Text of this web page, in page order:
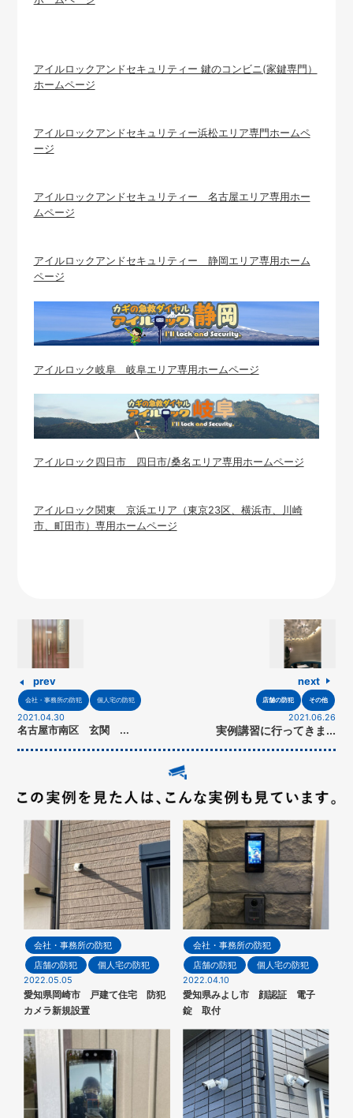
アイルロックアンドセキュリティー 鍵のコンビニ(家鍵専門）
ホームページ
アイルロックアンドセキュリティー浜松エリア専門ホームペ
ージ
アイルロックアンドセキュリティー 名古屋エリア専用ホー
ムページ
アイルロックアンドセキュリティー 静岡エリア専用ホーム
ページ
アイルロック岐阜 岐阜エリア専用ホームページ
アイルロック四日市 四日市/桑名エリア専用ホームページ
アイルロック関東 京浜エリア（東京23区、横浜市、川崎
市、町田市）専用ホームページ
prev
会社・事務所の防犯 個人宅の防犯
2021.04.30
名古屋市南区 玄関 ...
next
店舗の防犯 その他
2021.06.26
実例講習に行ってきま...
会社・事務所の防犯
店舗の防犯
個人宅の防犯
2022.05.05
愛知県岡崎市 戸建て住宅 防犯
カメラ新規設置
会社・事務所の防犯
店舗の防犯
個人宅の防犯
2022.04.10
愛知県みよし市 顔認証 電子
錠 取付